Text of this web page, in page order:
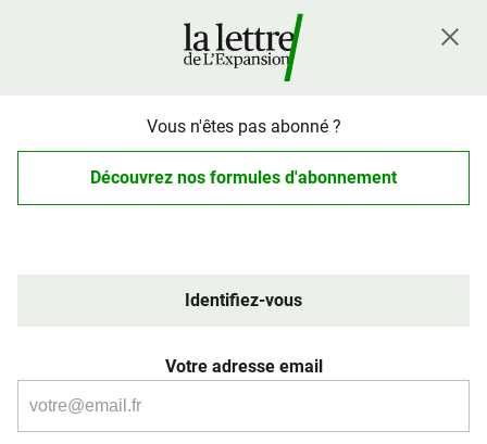
Vous n'êtes pas abonné ?
Découvrez nos formules d'abonnement
Identifiez-vous
Votre adresse email